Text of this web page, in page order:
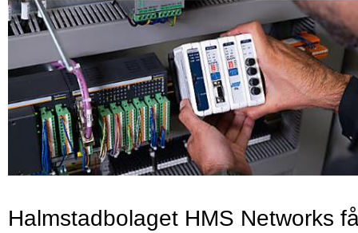
Halmstadbolaget HMS Networks